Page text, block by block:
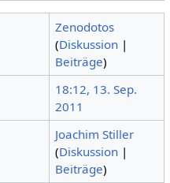
Zenodotos
(Diskussion |
Beiträge)
18:12, 13. Sep.
2011
Joachim Stiller
(Diskussion |
Beiträge)